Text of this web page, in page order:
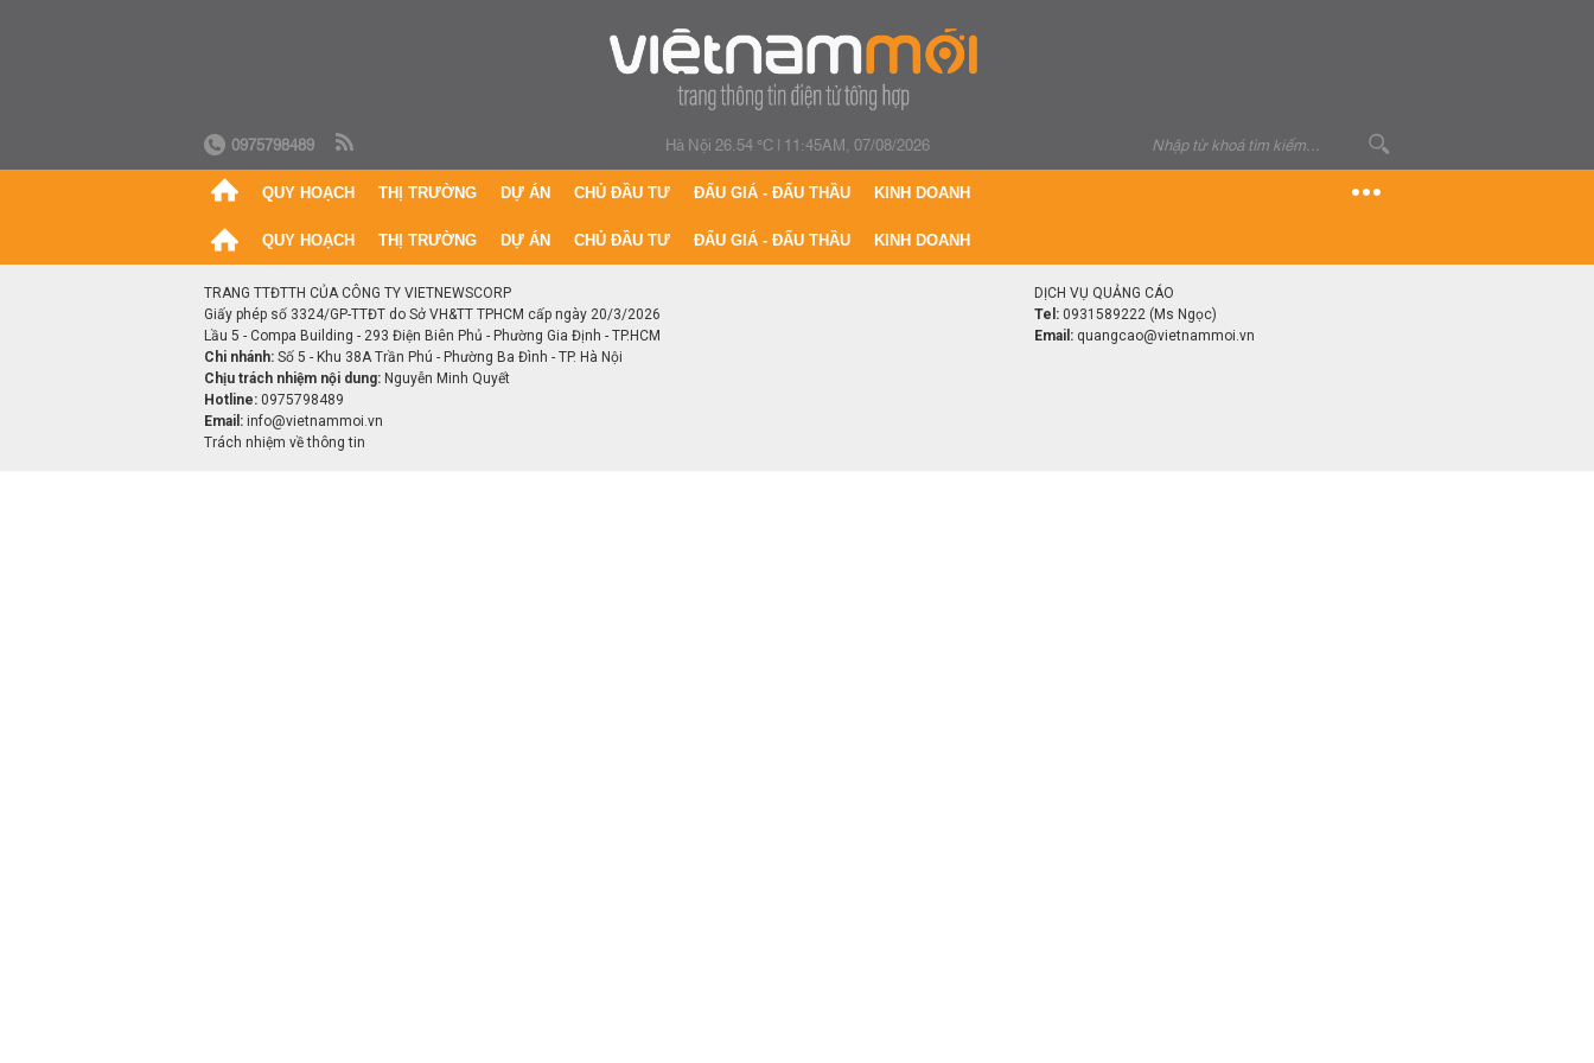
0975798489 Hà Nội 26.54 °C| 11:45AM, 07/08/2026
QUY HOẠCH THỊ TRƯỜNG DỰ ÁN CHỦ ĐẦU TƯ ĐẤU GIÁ - ĐẤU THẦU KINH DOANH
QUY HOẠCH THỊ TRƯỜNG DỰ ÁN CHỦ ĐẦU TƯ ĐẤU GIÁ - ĐẤU THẦU KINH DOANH
TRANG TTĐTTH CỦA CÔNG TY VIETNEWSCORP
Giấy phép số 3324/GP-TTĐT do Sở VH&TT TPHCM cấp ngày 20/3/2026
Lầu 5 - Compa Building - 293 Điện Biên Phủ - Phường Gia Định - TP.HCM
Chi nhánh: Số 5 - Khu 38A Trần Phú - Phường Ba Đình - TP. Hà Nội
Chịu trách nhiệm nội dung: Nguyễn Minh Quyết
Hotline: 0975798489
Email: info@vietnammoi.vn
Trách nhiệm về thông tin
DỊCH VỤ QUẢNG CÁO
Tel: 0931589222 (Ms Ngọc)
Email: quangcao@vietnammoi.vn